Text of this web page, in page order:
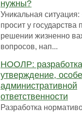
нужны?
Уникальная ситуация:
просит у
решении жизненно
вопросов, нап...
НООЛР:
утверждение,
административной
ответственности
Разработка